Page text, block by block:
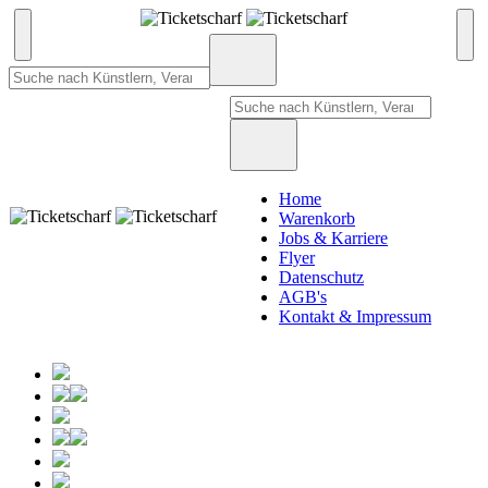
Home
Warenkorb
Jobs & Karriere
Flyer
Datenschutz
AGB's
Kontakt & Impressum